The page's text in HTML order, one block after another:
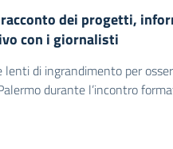
dei progetti,
con i giornalisti
di ingrandimento per
durante l’incontro